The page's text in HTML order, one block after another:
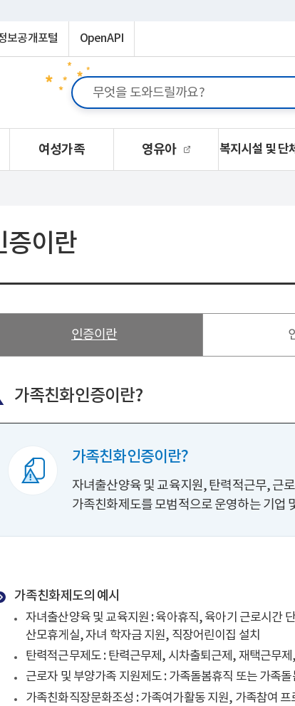
보공개포털 OpenAPI
여성가족 영유아 복지시설 및 단
증이란
인증이란
가족친화인증이란?
가족친화인증이란?
자녀출산양육 및 교육지원, 탄력적근무, 근
가족친화제도를 모범적으로 운영하는 기업
가족친화제도의 예시
자녀출산양육 및 교육지원 : 육아휴직, 육아기 근로시간
산모휴게실, 자녀 학자금 지원, 직장어린이집 설치
탄력적근무제도 : 탄력근무제, 시차출퇴근제, 재택근무
근로자 및 부양가족 지원제도 : 가족돌봄휴직 또는 가족
가족친화직장문화조성 : 가족여가활동 지원, 가족참여